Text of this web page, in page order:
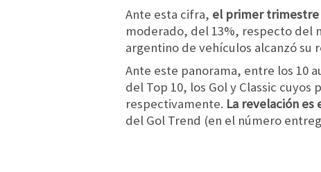
Ante esta cifra, el primer trimestre
moderado, del 13%, respecto del
argentino de vehículos alcanzó su
Ante este panorama, entre los 10
del Top 10, los Gol y Classic
respectivamente. La revelación es
del Gol Trend (en el número